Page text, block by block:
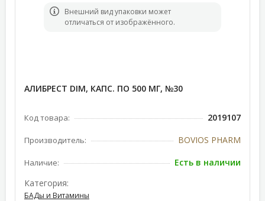
Bнешний вид упаковки может
отличаться от изображённого.
АЛИБРЕСТ DIM, КАПС. ПО 500 МГ, №30
Код товара: 2019107
Производитель: BOVIOS PHARM
Наличие:
Есть в наличии
Категория:
БАДы и Витамины